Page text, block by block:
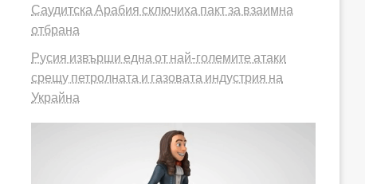
Саудитска Арабия сключиха пакт за взаимна
отбрана
Русия извърши една от най-големите атаки
срещу петролната и газовата индустрия на
Украйна